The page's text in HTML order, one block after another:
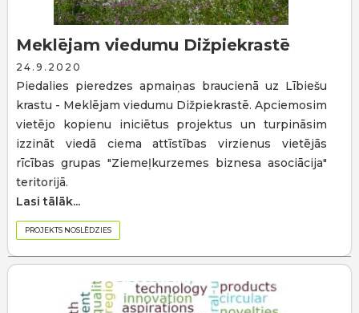
Meklējam viedumu Dižpiekrastē
24.9.2020
Piedalies pieredzes apmaiņas braucienā uz Lībiešu
krastu - Meklējam viedumu Dižpiekrastē. Apciemosim
vietējo kopienu iniciētus projektus un turpināsim
izzināt viedā ciema attīstības virzienus vietējās
rīcības grupas "Ziemeļkurzemes biznesa asociācija"
teritorijā.
Lasi tālāk...
PROJEKTS NOSLĒDZIES